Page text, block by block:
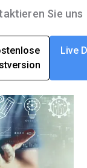
Sie uns
Live
Februar 2,